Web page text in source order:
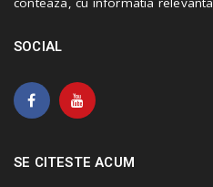
SOCIAL
SE CITESTE ACUM